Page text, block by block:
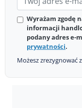
Wyrażam zgodę
informacji
podany adres e-
prywatności.
Możesz zrezygnować